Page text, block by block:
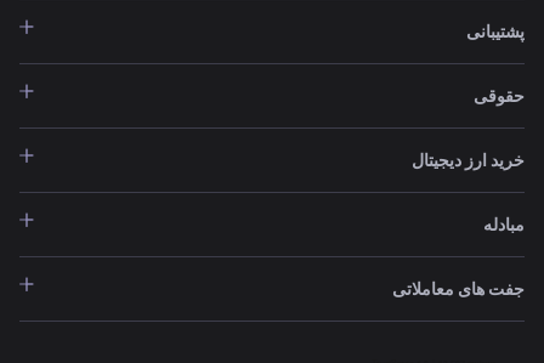
پشتیبانی
حقوقی
خرید ارز دیجیتال
مبادله
جفت های معاملاتی